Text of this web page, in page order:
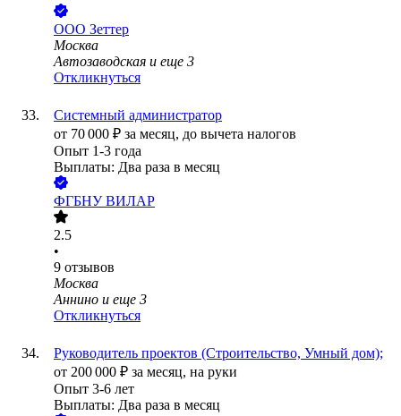
ООО Зеттер
Москва
Автозаводская и еще 3
Откликнуться
Системный администратор
от 70 000 ₽ за месяц, до вычета налогов
Опыт 1-3 года
Выплаты: Два раза в месяц
ФГБНУ ВИЛАР
2.5
•
9 отзывов
Москва
Аннино и еще 3
Откликнуться
Руководитель проектов (Строительство, Умный дом);
от 200 000 ₽ за месяц, на руки
Опыт 3-6 лет
Выплаты: Два раза в месяц